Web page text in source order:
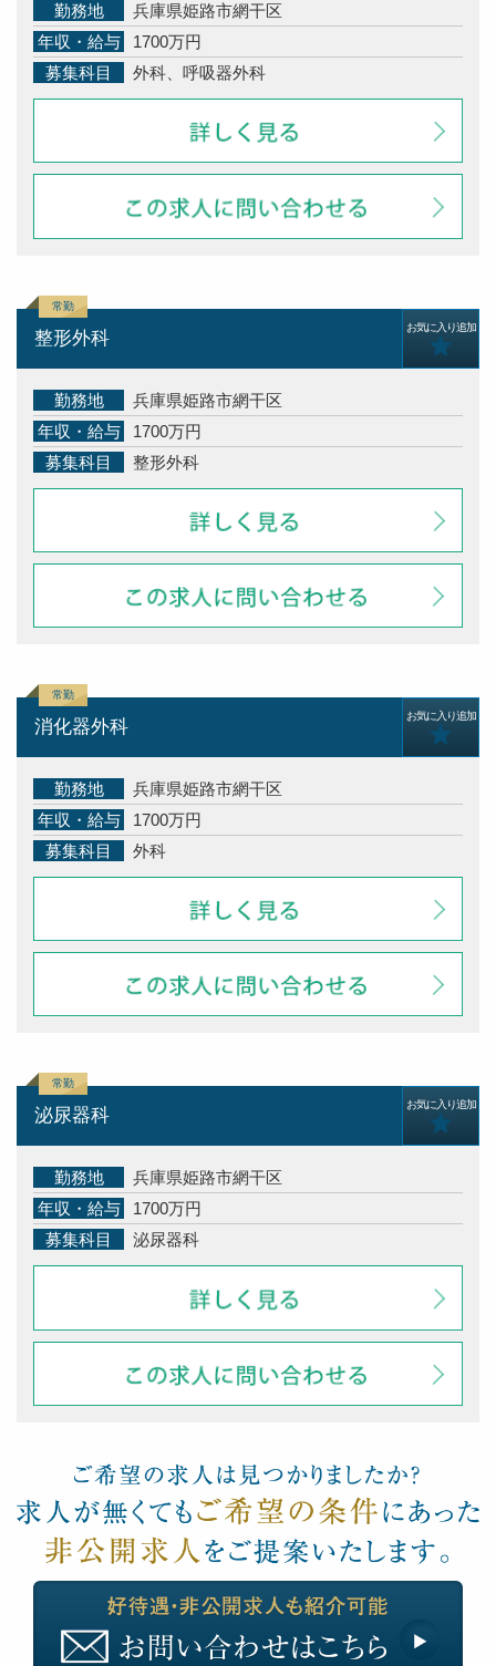
勤務地
兵庫県姫路市網干区
年収・給与
1700万円
募集科目
外科、呼吸器外科
整形外科
お気に入り追加
勤務地
兵庫県姫路市網干区
年収・給与
1700万円
募集科目
整形外科
消化器外科
お気に入り追加
勤務地
兵庫県姫路市網干区
年収・給与
1700万円
募集科目
外科
泌尿器科
お気に入り追加
勤務地
兵庫県姫路市網干区
年収・給与
1700万円
募集科目
泌尿器科